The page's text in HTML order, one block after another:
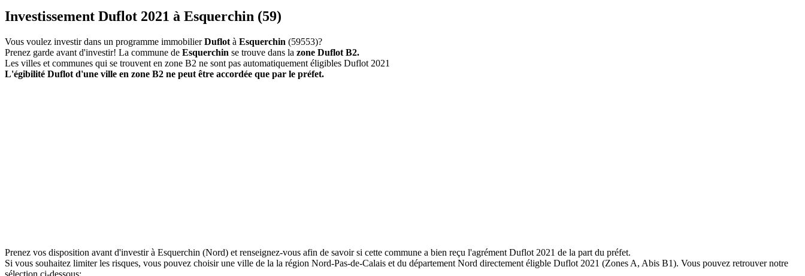
Investissement Duflot 2021 à Esquerchin (59)
Vous voulez investir dans un programme immobilierDuflot à Esquerchin (59553)?
Prenez garde avant d'investir! La commune de Esquerchin se trouve dans la zone Duflot B2.
Les villes et communes qui se trouvent en zone B2 ne sont pas automatiquement éligibles Duflot 2021
L'égibilité Duflot d'une ville en zone B2 ne peut être accordée que par le préfet.
Prenez vos disposition avant d'investir à Esquerchin (Nord) et renseignez-vous afin de savoir si cette commune a bien reçu l'agrément Duflot 2021 de la part du préfet.
Si vous souhaitez limiter les risques, vous pouvez choisir une ville de la la région Nord-Pas-de-Calais et du département Nord directement éligble Duflot 2021 (Zones A, Abis B1). Vous pouvez retrouver notre
sélection ci-dessous: